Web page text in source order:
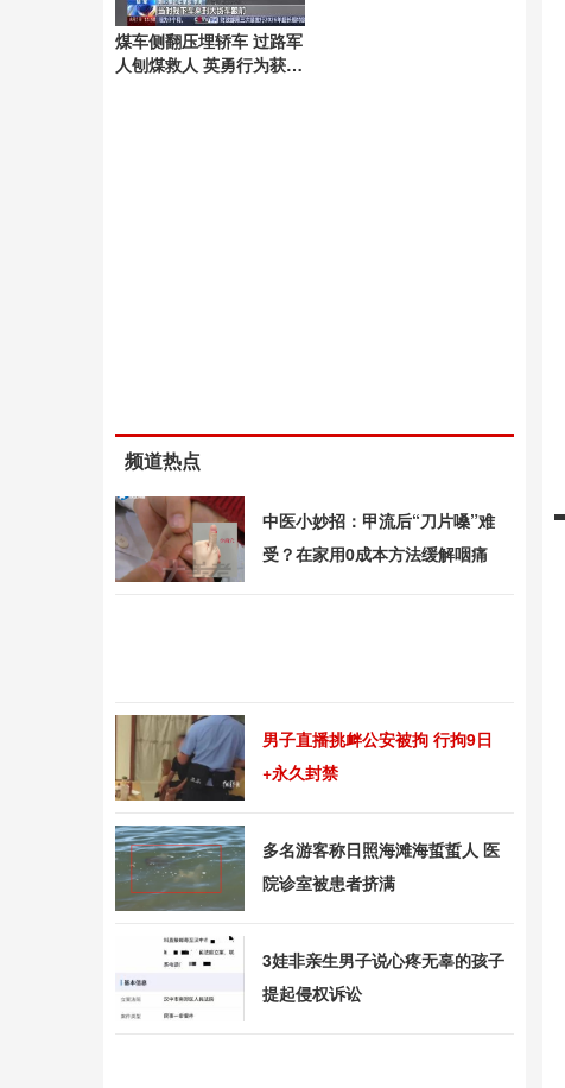
煤车侧翻压埋轿车 过路军
人刨煤救人 英勇行为获赞
频道热点
中医小妙招：甲流后“刀片嗓”难
受？在家用0成本方法缓解咽痛
男子直播挑衅公安被拘 行拘9日
+永久封禁
多名游客称日照海滩海蜇蜇人 医
院诊室被患者挤满
3娃非亲生男子说心疼无辜的孩子
提起侵权诉讼